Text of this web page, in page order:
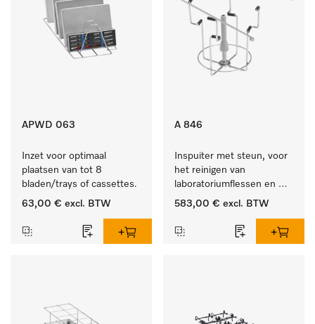
APWD 063
Inzet voor optimaal
plaatsen van tot 8
bladen/trays of cassettes.
63,00 € excl. BTW
A 846
Inspuiter met steun, voor
het reinigen van
laboratoriumflessen en
rondkolf.
583,00 € excl. BTW